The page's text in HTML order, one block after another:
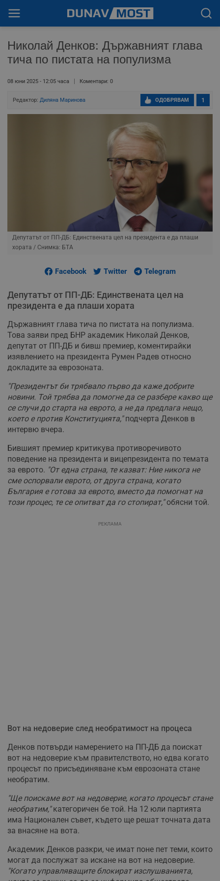
Николай Денков: Държавният глава
тича по пистата на популизма
08 юни 2025 - 12:05 часа Коментари: 0
Редактор: Диляна Маринова 1
ОДОБРЯВАМ
Депутатът от ПП-ДБ: Единствената цел на президента е да плаши
хората / Снимка: БТА
Facebook Twitter Telegram
Депутатът от ПП-ДБ: Единствената цел на
президента е да плаши хората
Държавният глава тича по пистата на популизма.
Това заяви пред БНР академик Николай Денков,
депутат от ПП-ДБ и бивш премиер, коментирайки
изявлението на президента Румен Радев относно
докладите за еврозоната.
"Президентът би трябвало първо да каже добрите
новини. Той трябва да помогне да се разбере какво ще
се случи до старта на еврото, а не да предлага нещо,
което е против Конституцията,"подчерта Денков в
интервю вчера.
Бившият премиер критикува противоречивото
поведение на президента и вицепрезидента по темата
за еврото. "От една страна, те казват: Ние никога не
сме оспорвали еврото, от друга страна, когато
България е готова за еврото, вместо да помогнат на
този процес, те се опитват да го стопират,"обясни той.
РЕКЛАМА
Вот на недоверие след необратимост на процеса
Денков потвърди намерението на ПП-ДБ да поискат
вот на недоверие към правителството, но едва когато
процесът по присъединяване към еврозоната стане
необратим.
"Ще поискаме вот на недоверие, когато процесът стане
необратим,"категоричен бе той. На 12 юли партията
има Национален съвет, където ще решат точната дата
за внасяне на вота.
Академик Денков разкри, че имат поне пет теми, които
могат да послужат за искане на вот на недоверие.
"Когато управляващите блокират изслушванията,